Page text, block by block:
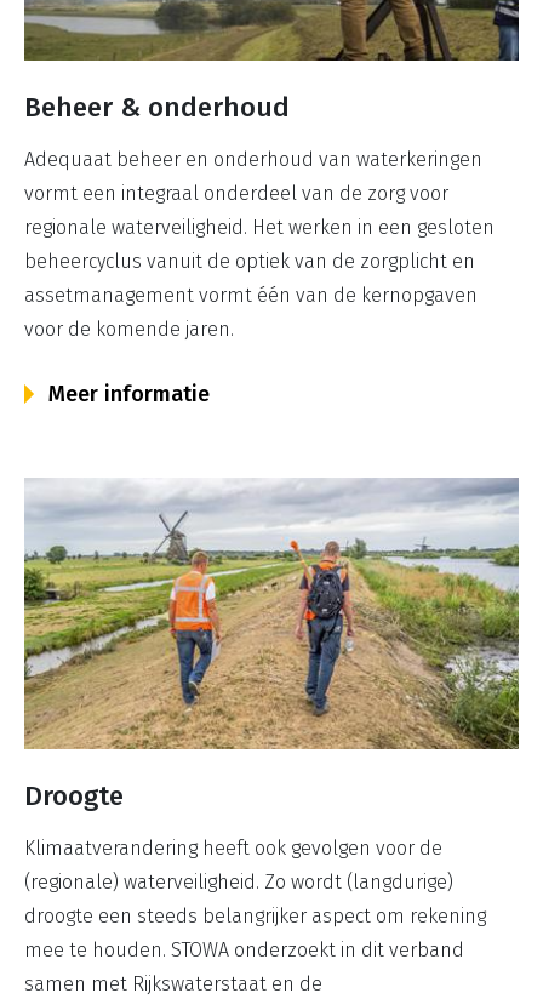
Beheer & onderhoud
Adequaat beheer en onderhoud van waterkeringen
vormt een integraal onderdeel van de zorg voor
regionale waterveiligheid. Het werken in een gesloten
beheercyclus vanuit de optiek van de zorgplicht en
assetmanagement vormt één van de kernopgaven
voor de komende jaren.
Meer informatie
Droogte
Klimaatverandering heeft ook gevolgen voor de
(regionale) waterveiligheid. Zo wordt (langdurige)
droogte een steeds belangrijker aspect om rekening
mee te houden. STOWA onderzoekt in dit verband
samen met Rijkswaterstaat en de